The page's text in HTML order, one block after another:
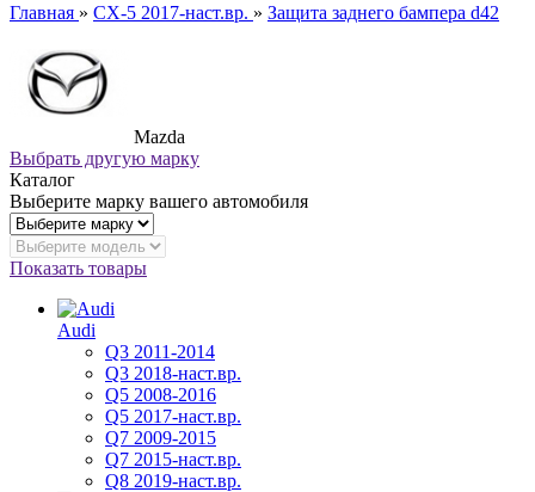
Главная » CX-5 2017-наст.вр. » Защита заднего бампера d42
Mazda
Выбрать другую марку
Каталог
Выберите марку вашего автомобиля
Показать товары
Audi
Q3 2011-2014
Q3 2018-наст.вр.
Q5 2008-2016
Q5 2017-наст.вр.
Q7 2009-2015
Q7 2015-наст.вр.
Q8 2019-наст.вр.